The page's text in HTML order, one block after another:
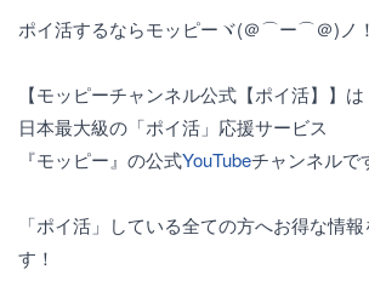
ポイ活するならモッピーヾ(＠⌒ー⌒＠)ノ
【モッピーチャンネル公式【ポイ活】】は
日本最大級の「ポイ活」応援サービス
『モッピー』の公式YouTubeチャンネルで
「ポイ活」している全ての方へお得な情
す！